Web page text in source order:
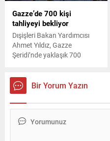
Gazze’de 700 kişi
tahliyeyi bekliyor
Dışişleri Bakan Yardımcısı
Ahmet Yıldız, Gazze
Şeridi’nde yaklaşık 700
“Bunlardan 322’si Türkiye
Cumhuriyeti, 104’ü KKTC
vatandaşı, 214’ü Türk
kurum personelimiz” dedi.
Bir Yorum Yazın